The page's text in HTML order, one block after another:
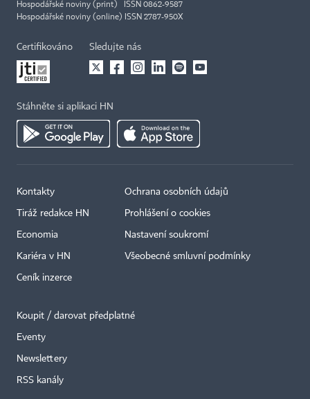
Hospodářské noviny (print) ISSN 0862-9587
Hospodářské noviny (online) ISSN 2787-950X
Certifikováno Sledujte nás
Stáhněte si aplikaci HN
Kontakty
Tiráž redakce HN
Economia
Kariéra v HN
Ceník inzerce
Ochrana osobních údajů
Prohlášení o cookies
Nastavení soukromí
Všeobecné smluvní podmínky
Koupit / darovat předplatné
Eventy
Newslettery
RSS kanály